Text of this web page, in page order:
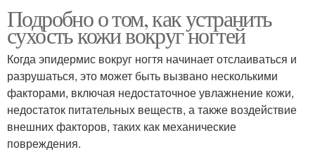
Подробно о том, как устранить
сухость кожи вокруг ногтей
Когда эпидермис вокруг ногтя начинает отслаиваться и
разрушаться, это может быть вызвано несколькими
факторами, включая недостаточное увлажнение кожи,
недостаток питательных веществ, а также воздействие
внешних факторов, таких как механические
повреждения.